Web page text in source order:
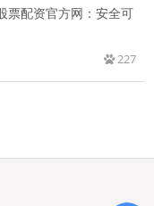
票配资官方网：安全可
227